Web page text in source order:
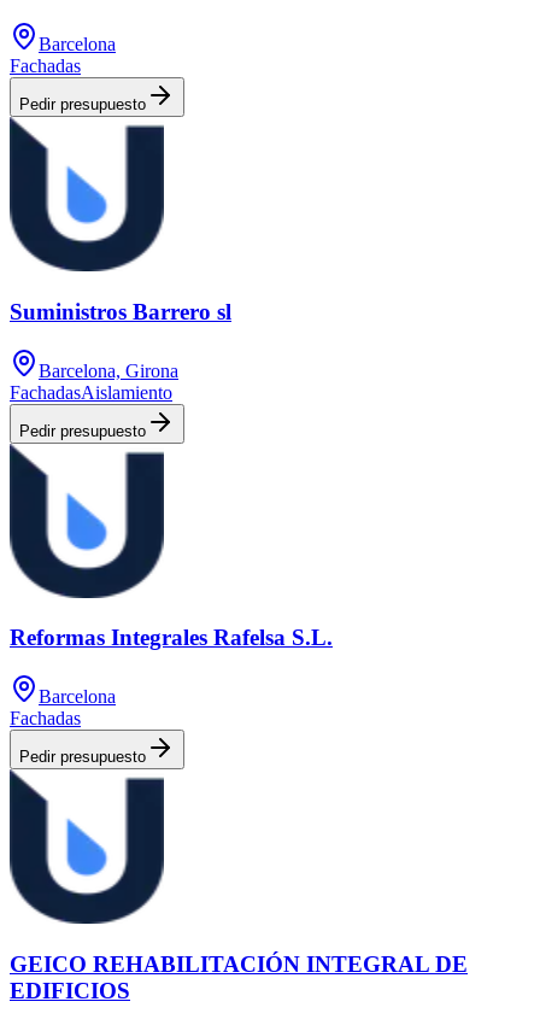
Barcelona
Fachadas
Pedir presupuesto
Suministros Barrero sl
Barcelona, Girona
FachadasAislamiento
Pedir presupuesto
Reformas Integrales Rafelsa S.L.
Barcelona
Fachadas
Pedir presupuesto
GEICO REHABILITACIÓN INTEGRAL DE
EDIFICIOS